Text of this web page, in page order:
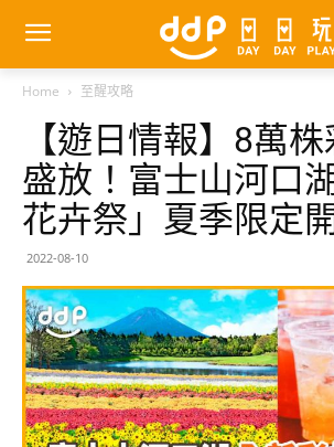
Home 至醒攻略
【遊日情報】8萬
盛放！富士山河口
花卉祭」夏季限定
2022-08-10